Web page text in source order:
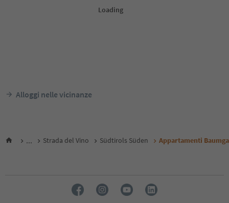
Alloggi nelle vicinanze
... Strada del Vino Südtirols Süden Appartamenti